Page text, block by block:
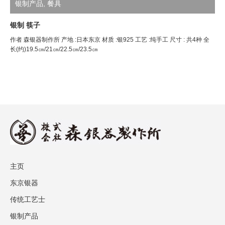
银制产品 餐具
银制 筷子
作者 森银器制作所 产地 :日本东京 材质 :银925 工艺 :纯手工 尺寸 : 共4种 全
长(约)19.5㎝/21㎝/22.5㎝/23.5㎝
主页
东京银器
传统工艺士
银制产品